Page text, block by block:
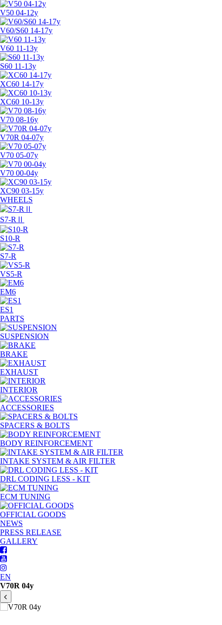
V50 04-12y
V60/S60 14-17y
V60 11-13y
S60 11-13y
XC60 14-17y
XC60 10-13y
V70 08-16y
V70R 04-07y
V70 05-07y
V70 00-04y
XC90 03-15y
WHEELS
S7-RⅡ
S10-R
S7-R
VS5-R
EM6
ES1
PARTS
SUSPENSION
BRAKE
EXHAUST
INTERIOR
ACCESSORIES
SPACERS & BOLTS
BODY REINFORCEMENT
INTAKE SYSTEM & AIR FILTER
DRL CODING LESS - KIT
ECM TUNING
OFFICIAL GOODS
NEWS
PRESS RELEASE
GALLERY
EN
V70R 04y